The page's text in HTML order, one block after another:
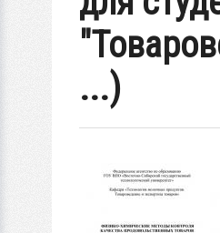
...)